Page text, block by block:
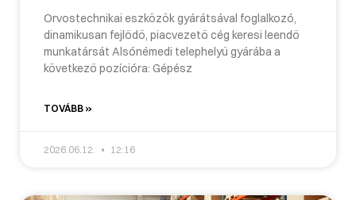
Orvostechnikai eszközök gyárátsával foglalkozó,
dinamikusan fejlődő, piacvezető cég keresi leendő
munkatársát Alsónémedi telephelyű gyárába a
következő pozícióra: Gépész
TOVÁBB »
2026.06.12. 12:16